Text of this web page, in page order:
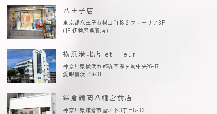
八王子店
東京都八王子市横山町18-2 フォーリア3F
(1F 伊勢屋呉服店)
横浜港北店 et Fleur
神奈川県横浜市都筑区茅ヶ崎中央26-17
愛眼横浜ビル3F
鎌倉鶴岡八幡宮前店
神奈川県鎌倉市雪ノ下3丁目8-33